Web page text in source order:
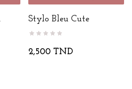
Stylo Bleu Cute
2,500 TND